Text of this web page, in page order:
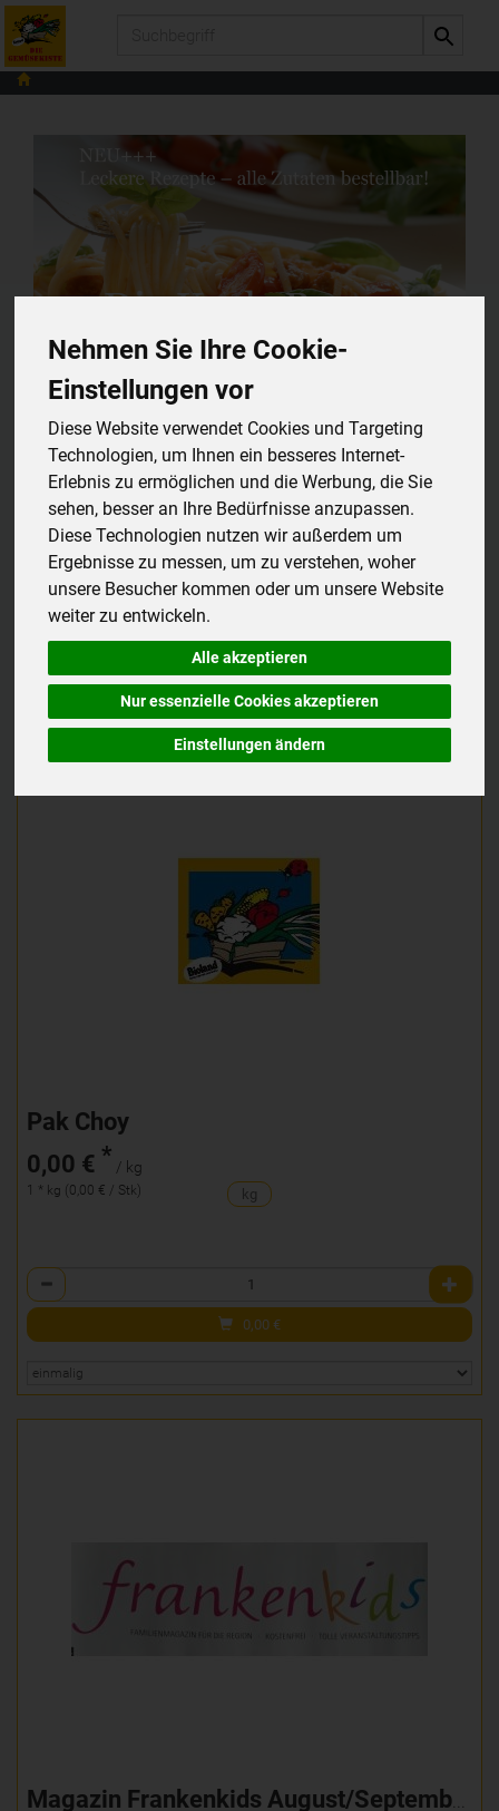
Nehmen Sie Ihre Cookie-
Einstellungen vor
Diese Website verwendet Cookies und Targeting
Technologien, um Ihnen ein besseres Internet-
Erlebnis zu ermöglichen und die Werbung, die Sie
sehen, besser an Ihre Bedürfnisse anzupassen.
Diese Technologien nutzen wir außerdem um
Ergebnisse zu messen, um zu verstehen, woher
unsere Besucher kommen oder um unsere Website
weiter zu entwickeln.
Alle akzeptieren
Nur essenzielle Cookies akzeptieren
Einstellungen ändern
807
12
Ernährung
Pak Choy
0,00 € * / kg
1 * kg (0,00 € / Stk) kg
Anzahl
0,00 €